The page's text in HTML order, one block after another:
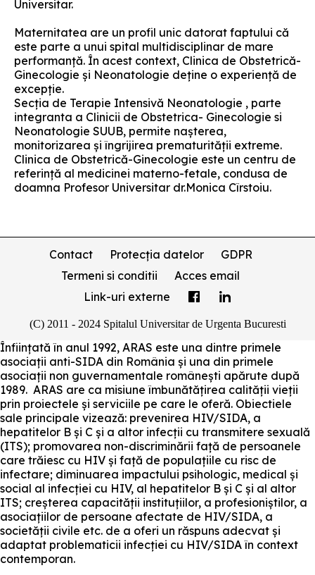
Universitar.
Maternitatea are un profil unic datorat faptului că
este parte a unui spital multidisciplinar de mare
performanţă. În acest context, Clinica de Obstetrică-
Ginecologie şi Neonatologie deţine o experienţă de
excepţie.
Secţia de Terapie Intensivă Neonatologie , parte
integranta a Clinicii de Obstetrica- Ginecologie si
Neonatologie SUUB, permite naşterea,
monitorizarea şi îngrijirea prematurității extreme.
Clinica de Obstetrică-Ginecologie este un centru de
referinţă al medicinei materno-fetale, condusa de
doamna Profesor Universitar dr.Monica Cîrstoiu.
Contact Protecția datelor
GDPR
Termeni si conditii
Acces email
Link-uri externe
(C) 2011 - 2024 Spitalul Universitar de Urgenta Bucuresti
Înființată în anul 1992, ARAS este una dintre primele
asociații anti-SIDA din România și una din primele
asociații non guvernamentale românești apărute după
1989. ARAS are ca misiune îmbunătățirea calității vieții
prin proiectele și serviciile pe care le oferă. Obiectiele
sale principale vizează: prevenirea HIV/SIDA, a
hepatitelor B și C și a altor infecții cu transmitere sexuală
(ITS); promovarea non-discriminării față de persoanele
care trăiesc cu HIV și față de populațiile cu risc de
infectare; diminuarea impactului psihologic, medical și
social al infecției cu HIV, al hepatitelor B și C și al altor
ITS; creșterea capacității instituțiilor, a profesioniștilor, a
asociațiilor de persoane afectate de HIV/SIDA, a
societății civile etc. de a oferi un răspuns adecvat și
adaptat problematicii infecției cu HIV/SIDA în context
contemporan.